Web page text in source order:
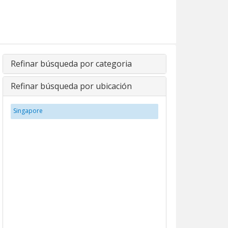
Refinar búsqueda por categoria
Refinar búsqueda por ubicación
Singapore